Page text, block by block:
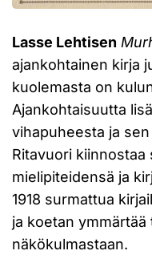
Lasse Lehtisen
ajankohtainen kirja
kuolemasta on
Ajankohtaisuutta
vihapuheesta ja
Ritavuori
mielipiteidensä ja
1918 surmattua
ja koetan
näkökulmastaan.